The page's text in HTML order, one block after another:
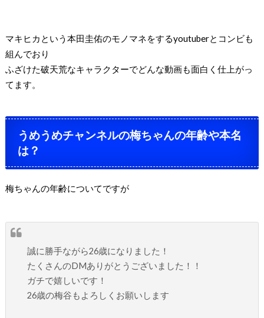
マキヒカという本田圭佑のモノマネをするyoutuberとコンビも
組んでおり
ふざけた破天荒なキャラクターでどんな動画も面白く仕上がっ
てます。
うめうめチャンネルの梅ちゃんの年齢や本名
は？
梅ちゃんの年齢についてですが
誠に勝手ながら26歳になりました！
たくさんのDMありがとうございました！！
ガチで嬉しいです！
26歳の梅谷もよろしくお願いします